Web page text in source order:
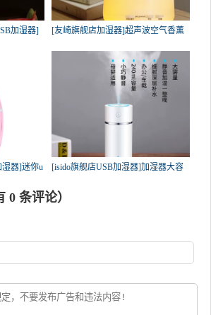
加湿器] [友崎旗舰店加湿器]超声波空气香薰
湿器]迷你u [isido旗舰店USB加湿器]加湿器大容
0 条评论）